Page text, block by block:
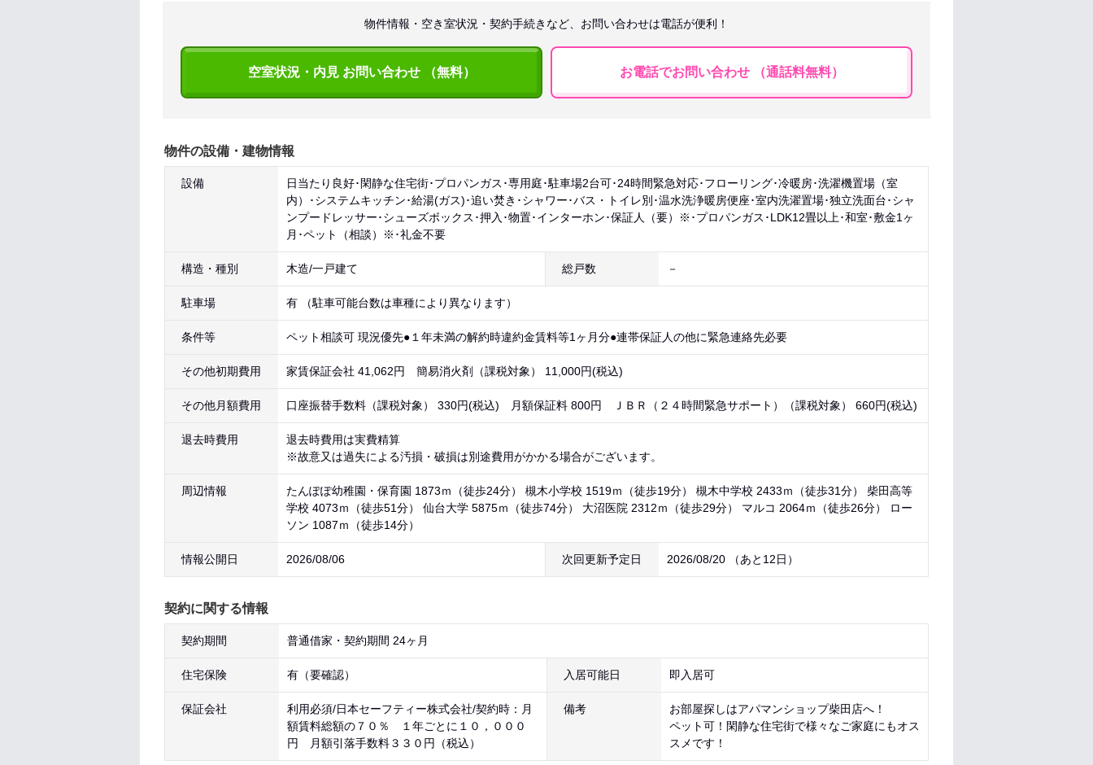
物件情報・空き室状況・契約手続きなど、お問い合わせは電話が便利！
空室状況・内見 お問い合わせ （無料） お電話でお問い合わせ （通話料無料）
物件の設備・建物情報
設備
日当たり良好･閑静な住宅街･プロパンガス･専用庭･駐車場2台可･24時間緊急対応･フローリング･冷暖房･洗濯機置場（室
内）･システムキッチン･給湯(ガス)･追い焚き･シャワー･バス・トイレ別･温水洗浄暖房便座･室内洗濯置場･独立洗面台･シャ
ンプードレッサー･シューズボックス･押入･物置･インターホン･保証人（要）※･プロパンガス･LDK12畳以上･和室･敷金1ヶ
月･ペット（相談）※･礼金不要
構造・種別 木造/一戸建て 総戸数 －
駐車場 有 （駐車可能台数は車種により異なります）
条件等 ペット相談可 現況優先●１年未満の解約時違約金賃料等1ヶ月分●連帯保証人の他に緊急連絡先必要
その他初期費用 家賃保証会社 41,062円 簡易消火剤（課税対象） 11,000円(税込)
その他月額費用 口座振替手数料（課税対象） 330円(税込) 月額保証料 800円 ＪＢＲ（２４時間緊急サポート）（課税対象） 660円(税込)
退去時費用
退去時費用は実費精算
※故意又は過失による汚損・破損は別途費用がかかる場合がございます。
周辺情報
たんぽぽ幼稚園・保育園 1873ｍ（徒歩24分） 槻木小学校 1519ｍ（徒歩19分） 槻木中学校 2433ｍ（徒歩31分） 柴田高等
学校 4073ｍ（徒歩51分） 仙台大学 5875ｍ（徒歩74分） 大沼医院 2312ｍ（徒歩29分） マルコ 2064ｍ（徒歩26分） ロー
ソン 1087ｍ（徒歩14分）
情報公開日 2026/08/06 次回更新予定日 2026/08/20 （あと 12日 ）
契約に関する情報
契約期間 普通借家・契約期間 24ヶ月
住宅保険 有（要確認） 入居可能日 即入居可
保証会社
利用必須/日本セーフティー株式会社/契約時：月
額賃料総額の７０％ １年ごとに１０，０００
円 月額引落手数料３３０円（税込）
備考
お部屋探しはアパマンショップ柴田店へ！
ペット可！閑静な住宅街で様々なご家庭にもオス
スメです！